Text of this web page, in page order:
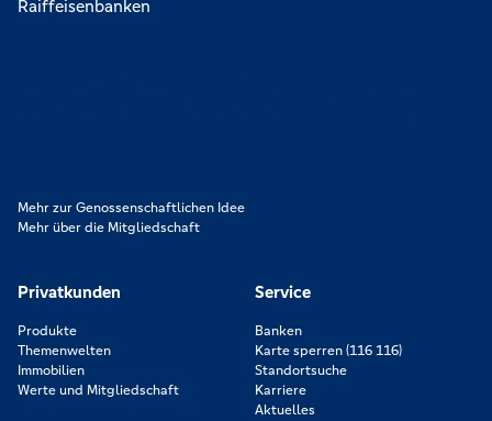
Mehr zur Genossenschaftlichen Idee
Mehr über die Mitgliedschaft
Privatkunden
Produkte
Themenwelten
Immobilien
Werte und Mitgliedschaft
Service
Banken
Karte sperren (116 116)
Standortsuche
Karriere
Aktuelles